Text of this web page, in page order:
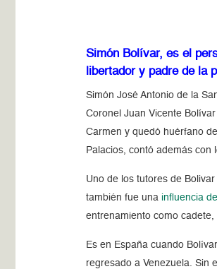
Simón Bolívar, es el
libertador y padre de la
Simón José Antonio de la
Coronel Juan Vicente
Carmen y quedó huérfano
Palacios, contó además con
Uno de los tutores de
también fue unainfluencia
entrenamiento como
Es en España cuando
regresado a Venezuela. Sin